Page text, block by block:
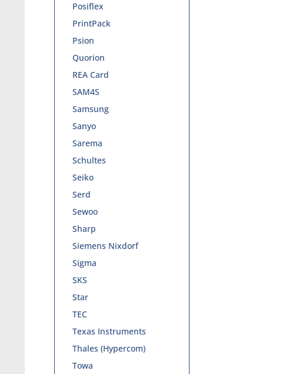
Posiflex
PrintPack
Psion
Quorion
REA Card
SAM4S
Samsung
Sanyo
Sarema
Schultes
Seiko
Serd
Sewoo
Sharp
Siemens Nixdorf
Sigma
SKS
Star
TEC
Texas Instruments
Thales (Hypercom)
Towa